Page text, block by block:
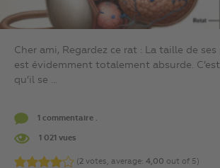
Cher ami, Regardez ce rat : La taille de
est évidemment totalement absurde. C’est
qu’il se ...
1 commentaire .
1 021 vues
(2 votes, average: 4,00 out of 5)